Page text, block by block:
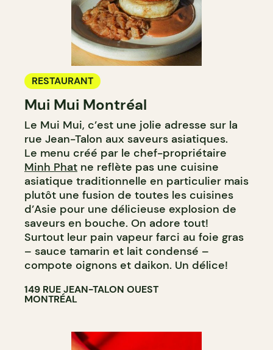
RESTAURANT
Mui Mui Montréal
Le Mui Mui, c’est une jolie adresse sur la
rue Jean-Talon aux saveurs asiatiques.
Le menu créé par le chef-propriétaire
Minh Phat ne reflète pas une cuisine
asiatique traditionnelle en particulier mais
plutôt une fusion de toutes les cuisines
d’Asie pour une délicieuse explosion de
saveurs en bouche. On adore tout!
Surtout leur pain vapeur farci au foie gras
– sauce tamarin et lait condensé –
compote oignons et daikon. Un délice!
149 RUE JEAN-TALON OUEST
MONTRÉAL